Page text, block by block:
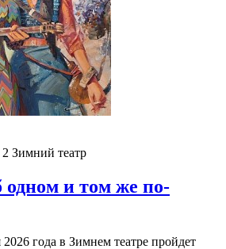
Зимний театр
и том же по-
года в Зимнем театре пройдет